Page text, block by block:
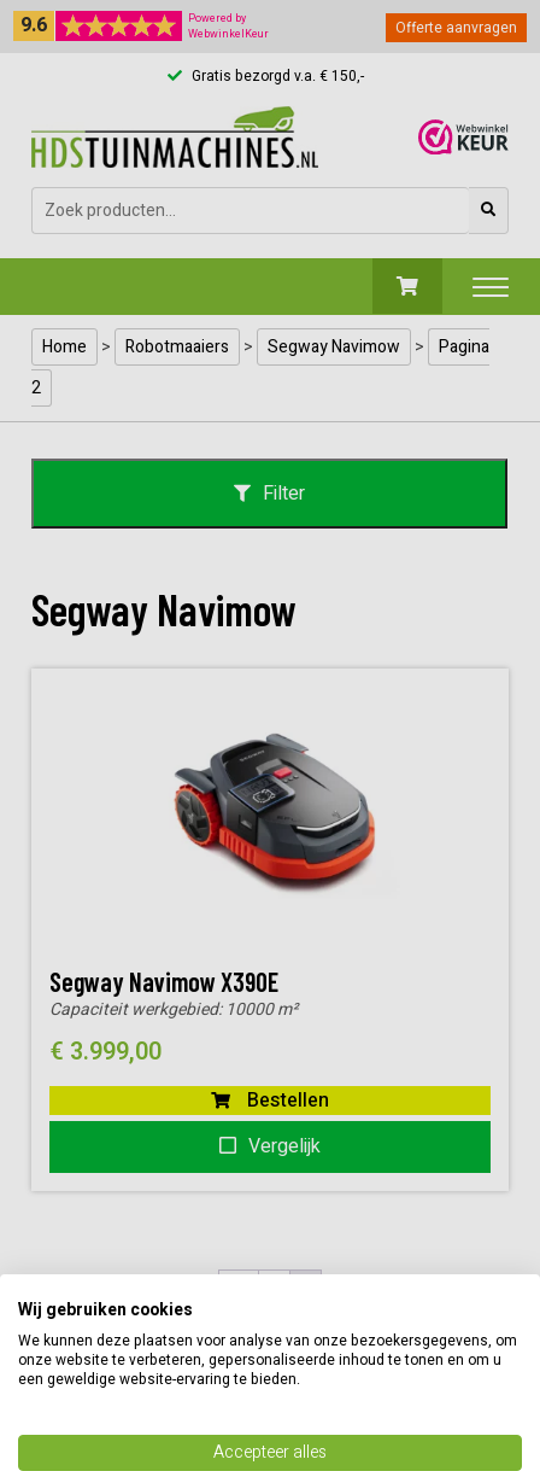
Gratis bezorgd v.a. € 150,-
9.6
Powered by
WebwinkelKeur
Offerte aanvragen
Zoeken
naar:
Home > Robotmaaiers > Segway Navimow >
Pagina
2
Filter
Segway Navimow
Segway Navimow X390E
Capaciteit werkgebied: 10000 m²
€ 3.999,00
Bestellen
Vergelijk
Informatie
Wij gebruiken cookies
We kunnen deze plaatsen voor analyse van onze bezoekersgegevens, om
onze website te verbeteren, gepersonaliseerde inhoud te tonen en om u
een geweldige website-ervaring te bieden.
Accepteer alles